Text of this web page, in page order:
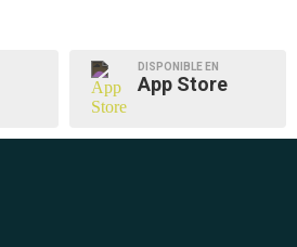
DISPONIBLE EN
App Store